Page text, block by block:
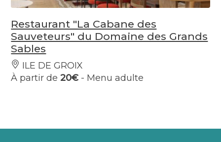
Restaurant "La Cabane des
Sauveteurs" du Domaine des Grands
Sables
ILE DE GROIX
À partir de20€ - Menu adulte